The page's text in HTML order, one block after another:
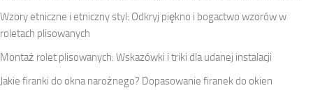
Wzory etniczne i etniczny styl: Odkryj piękno i bogactwo wzorów w
roletach plisowanych
Montaż rolet plisowanych: Wskazówki i triki dla udanej instalacji
Jakie firanki do okna narożnego? Dopasowanie firanek do okien